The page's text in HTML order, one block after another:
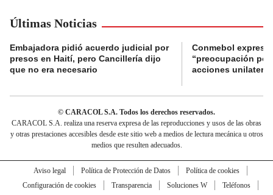
Últimas Noticias
Embajadora pidió acuerdo judicial por
presos en Haití, pero Cancillería dijo
que no era necesario
Conmebol expresó
“preocupación
acciones
© CARACOL S.A. Todos los derechos reservados.
CARACOL S.A. realiza una reserva expresa de las reproducciones y usos de las obras
y otras prestaciones accesibles desde este sitio web a medios de lectura mecánica u otros
medios que resulten adecuados.
Aviso legal Política de Protección de Datos
Política de cookies
Configuración de cookies
Transparencia Soluciones W
Teléfonos